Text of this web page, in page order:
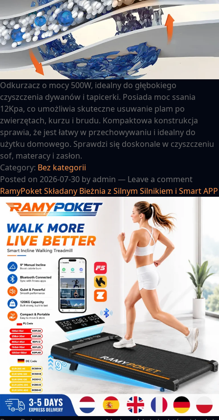
Odkurzacz o mocy 500W, idealny do głębokiego
czyszczenia dywanów i tapicerki. Posiada moc ssania
12Kpa, co umożliwia skuteczne usuwanie plam po
zwierzętach, kurzu i brudu. Kompaktowa konstrukcja
sprawia, że jest łatwy w przechowywaniu i idealny do
użytku domowego. Sprawdzi się doskonale w czyszczeniu
sof, materacy i zasłon.
Category: Bez kategorii
Posted on 2026-07-30 by admin — Leave a comment
RamyPoket Składany Bieżnia z Silnym Silnikiem i Smart APP